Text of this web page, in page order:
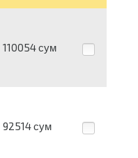
110054 сум
92514 сум